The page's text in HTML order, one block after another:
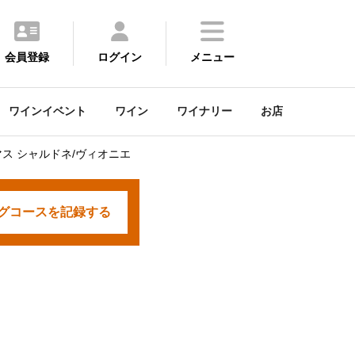
会員登録 ログイン メニュー
ワインイベント ワイン ワイナリー お店
シャルドネ/ヴィオニエ
コースを記録する